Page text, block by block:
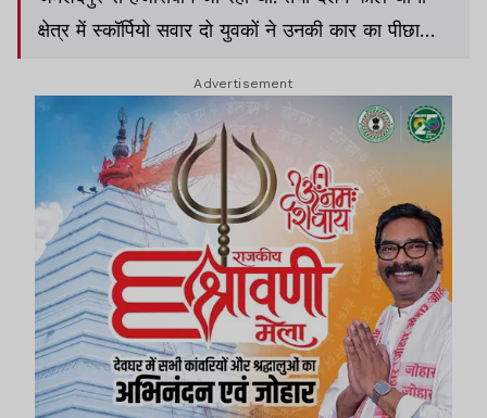
क्षेत्र में स्कॉर्पियो सवार दो युवकों ने उनकी कार का पीछा
Advertisement